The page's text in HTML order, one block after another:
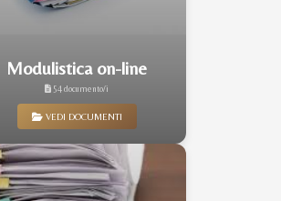
Modulistica on-line
54 documento/i
VEDI DOCUMENTI